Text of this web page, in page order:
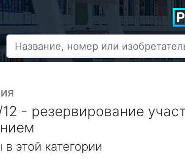
- резервирование
в этой категории